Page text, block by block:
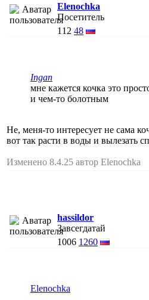
Elenochka
Посетитель
112 48
Ingan
мне кажется кочка это
и чем-то болотным
Не, меня-то интересует не сама
вот так расти в воды и вылезать
Изменено 8.4.25 автор Elenochka
hassildor
Завсегдатай
1006 1260
Elenochka